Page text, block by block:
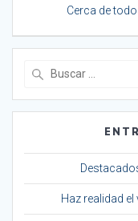
entradas
anterior:
Cerca de todo
Haz realidad